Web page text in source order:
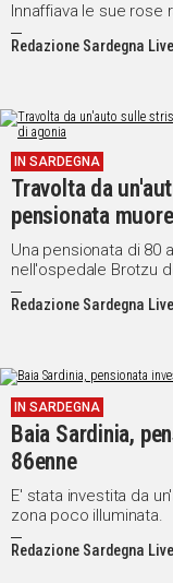
Innaffiava le sue rose
Redazione Sardegna Live
IN SARDEGNA
Travolta da
pensionata
agonia
Una pensionata di 80
nell'ospedale Brotzu
da un'auto mentre
delle strisce.
Redazione Sardegna Live
IN SARDEGNA
Baia Sardinia,
86enne
E' stata investita da
zona poco illuminata.
Redazione Sardegna Live